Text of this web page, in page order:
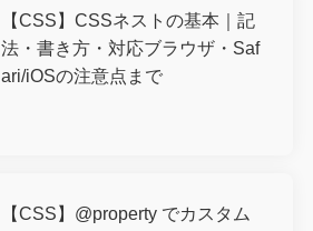
【CSS】CSSネストの基本｜記
法・書き方・対応ブラウザ・Saf
ari/iOSの注意点まで
【CSS】@property でカスタム